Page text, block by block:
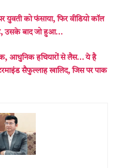
युवती को फंसाया, फिर वीडियो कॉल
उसके बाद जो हुआ…
आधुनिक हथियारों से लैस… ये है
सैफुल्लाह खालिद, जिस पर पाक